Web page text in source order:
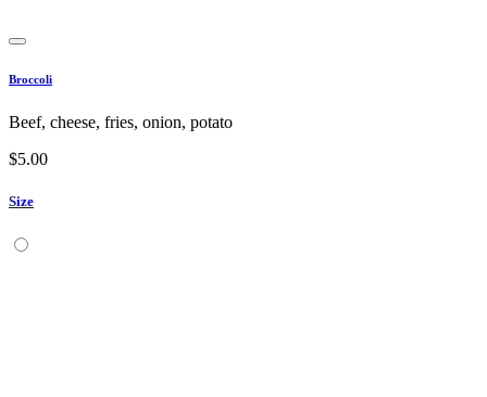
Broccoli
Beef, cheese, fries, onion, potato
$5.00
Size